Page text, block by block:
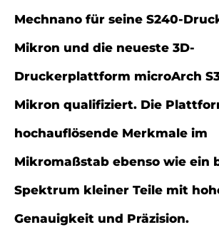
Mechnano für seine S240-
Mikron und die neueste 3D-
Druckerplattform microArch
Mikron qualifiziert. Die
hochauflösende Merkmale im
Mikromaßstab ebenso wie ein
Spektrum kleiner Teile mit
Genauigkeit und Präzision.